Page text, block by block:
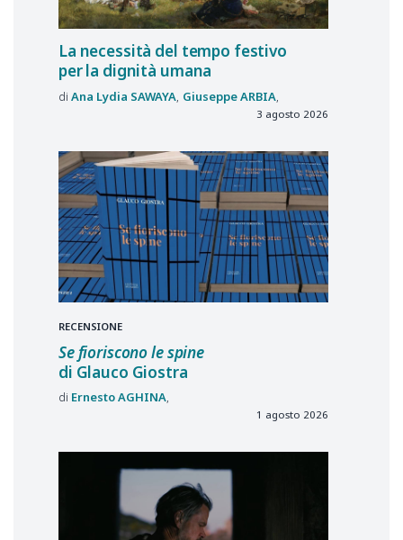
La necessità del tempo festivo
per la dignità umana
Ana Lydia SAWAYA GiuseppeARBIA
3 agosto 2026
RECENSIONE
Se fioriscono le spine
di Glauco Giostra
ErnestoAGHINA
1 agosto 2026